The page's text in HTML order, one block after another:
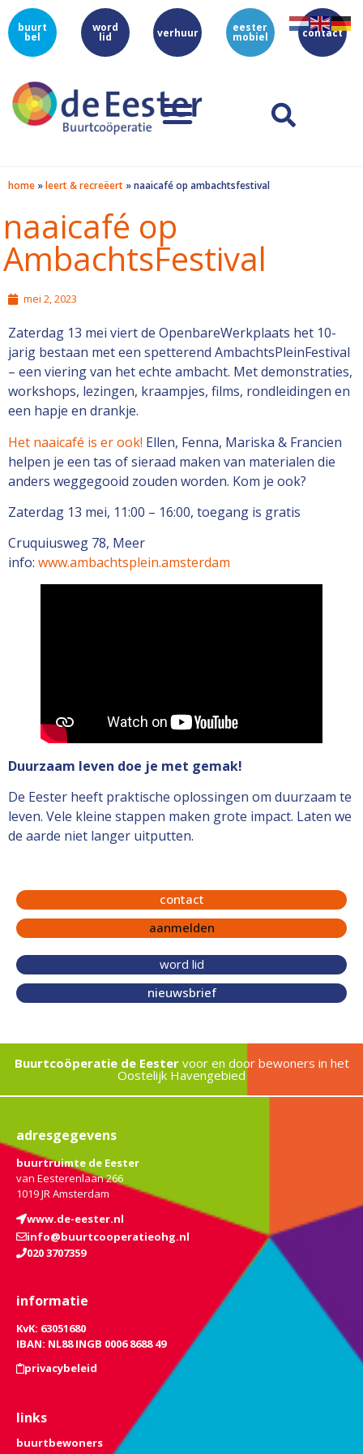
buurt
bel
word
lid verhuur eester
mobiel contact
home »leert & recreëert »naaicafé op ambachtsfestival
naaicafé op
AmbachtsFestival
mei 2, 2023
Zaterdag 13 mei viert de OpenbareWerkplaats het 10-
jarig bestaan met een spetterend AmbachtsPleinFestival
– een viering van het echte ambacht. Met demonstraties,
workshops, lezingen, kraampjes, films, rondleidingen en
een hapje en drankje.
Het naaicafé is er ook! Ellen, Fenna, Mariska & Francien
helpen je een tas of sieraad maken van materialen die
anders weggegooid zouden worden. Kom je ook?
Zaterdag 13 mei, 11:00 – 16:00, toegang is gratis
Cruquiusweg 78, Meer
info: www.ambachtsplein.amsterdam
Duurzaam leven doe je met gemak!
De Eester heeft praktische oplossingen om duurzaam te
leven. Vele kleine stappen maken grote impact. Laten we
de aarde niet langer uitputten.
contact
aanmelden
word lid
nieuwsbrief
Buurtcoöperatie de Eestervoor en door bewoners in het
Oostelijk Havengebied
adresgegevens
buurtruimte de Eester
van Eesterenlaan 266
1019 JR Amsterdam
www.de-eester.nl
info@buurtcooperatieohg.nl
020 3707359
informatie
KvK: 63051680
IBAN: NL88 INGB 0006 8688 49
privacybeleid
links
buurtbewoners